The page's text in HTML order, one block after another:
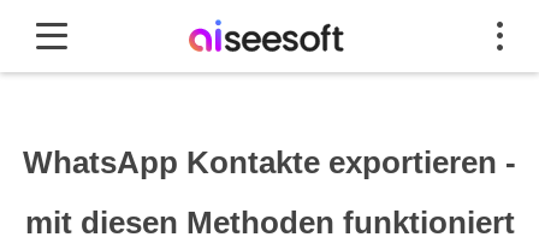
WhatsApp Kontakte exportieren -
mit diesen Methoden funktioniert